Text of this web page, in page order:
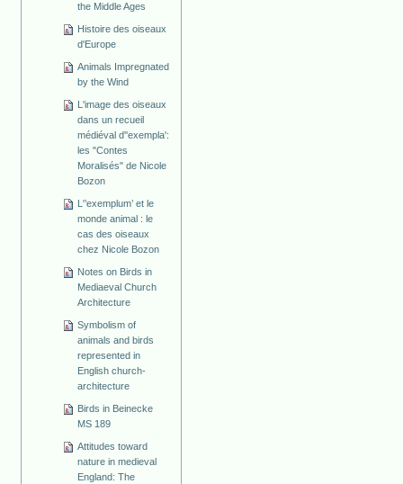
the Middle Ages
Histoire des oiseaux
d'Europe
Animals Impregnated
by the Wind
L'image des oiseaux
dans un recueil
médiéval d''exempla':
les "Contes
Moralisés" de Nicole
Bozon
L'’exemplum’ et le
monde animal : le
cas des oiseaux
chez Nicole Bozon
Notes on Birds in
Mediaeval Church
Architecture
Symbolism of
animals and birds
represented in
English church-
architecture
Birds in Beinecke
MS 189
Attitudes toward
nature in medieval
England: The